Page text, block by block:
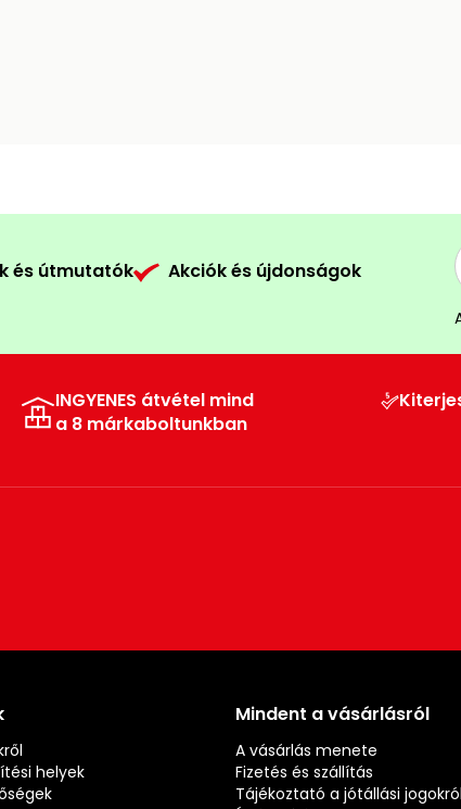
és útmutatók Akciók és újdonságok
INGYENES átvétel mind
a 8 márkaboltunkban
helyek
Mindent a vásárlásról
A vásárlás menete
Fizetés és szállítás
Tájékoztató a jótállási jogokról